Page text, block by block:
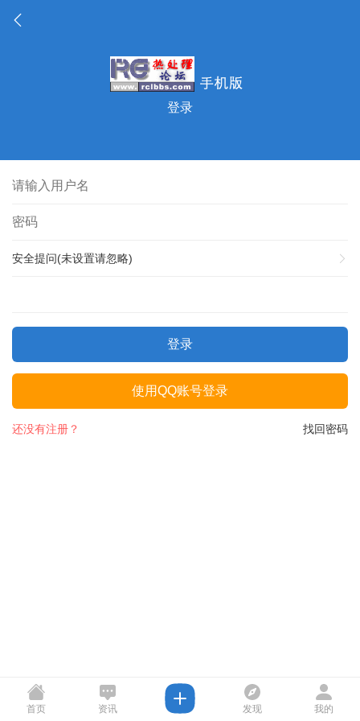
登录
安全提问(未设置请忽略)
登录
使用QQ账号登录
找回密码
还没有注册？
首页 资讯 发现 我的